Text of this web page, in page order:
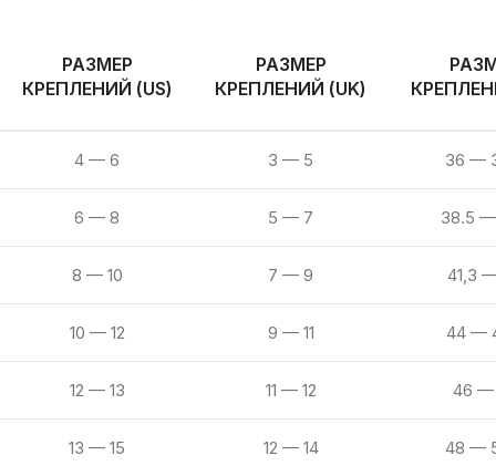
РАЗМЕР
КРЕПЛЕНИЙ (US)
РАЗМЕР
КРЕПЛЕНИЙ (UK)
4 — 6 3 — 5 36 —
6 — 8 5 — 7 38.5 —
8 — 10 7 — 9 41,3
10 — 12 9 — 11 44 —
12 — 13 11 — 12 46 —
13 — 15 12 — 14 48 —